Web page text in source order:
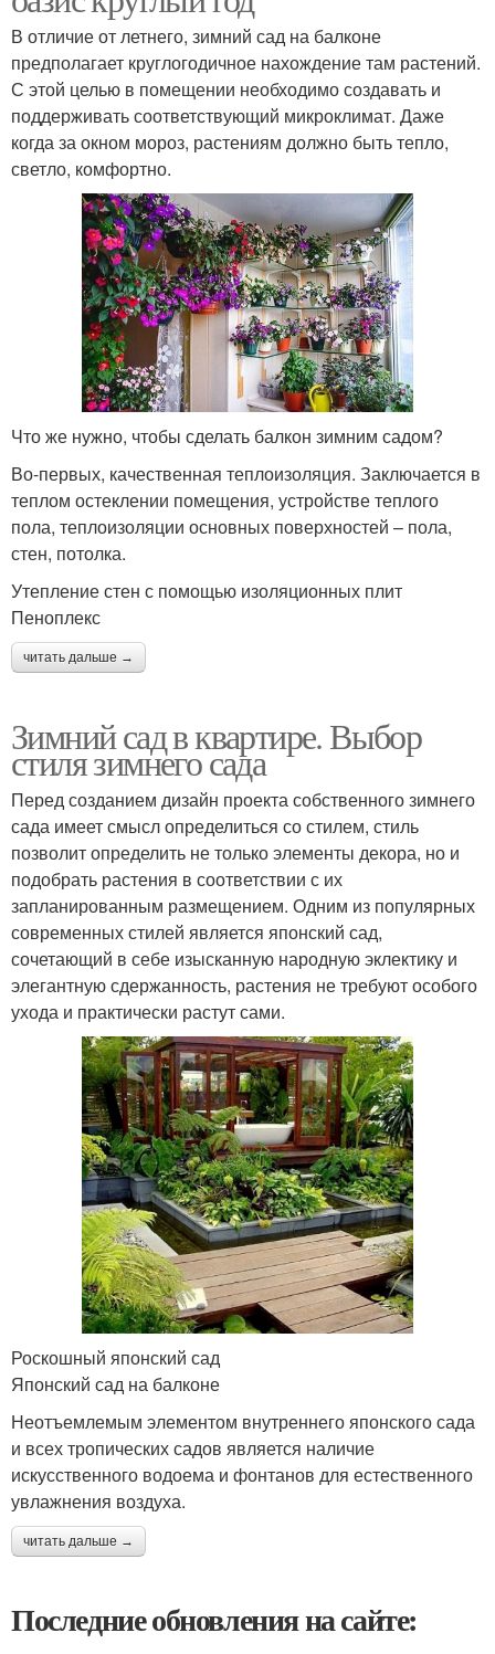
В отличие от летнего, зимний сад на балконе
предполагает круглогодичное нахождение там растений.
С этой целью в помещении необходимо создавать и
поддерживать соответствующий микроклимат. Даже
когда за окном мороз, растениям должно быть тепло,
светло, комфортно.
Что же нужно, чтобы сделать балкон зимним садом?
Во-первых, качественная теплоизоляция. Заключается в
теплом остеклении помещения, устройстве теплого
пола, теплоизоляции основных поверхностей – пола,
стен, потолка.
Утепление стен с помощью изоляционных плит
Пеноплекс
читать дальше →
Зимний сад в квартире. Выбор
стиля зимнего сада
Перед созданием дизайн проекта собственного зимнего
сада имеет смысл определиться со стилем, стиль
позволит определить не только элементы декора, но и
подобрать растения в соответствии с их
запланированным размещением. Одним из популярных
современных стилей является японский сад,
сочетающий в себе изысканную народную эклектику и
элегантную сдержанность, растения не требуют особого
ухода и практически растут сами.
Роскошный японский сад
Японский сад на балконе
Неотъемлемым элементом внутреннего японского сада
и всех тропических садов является наличие
искусственного водоема и фонтанов для естественного
увлажнения воздуха.
читать дальше →
Последние обновления на сайте: